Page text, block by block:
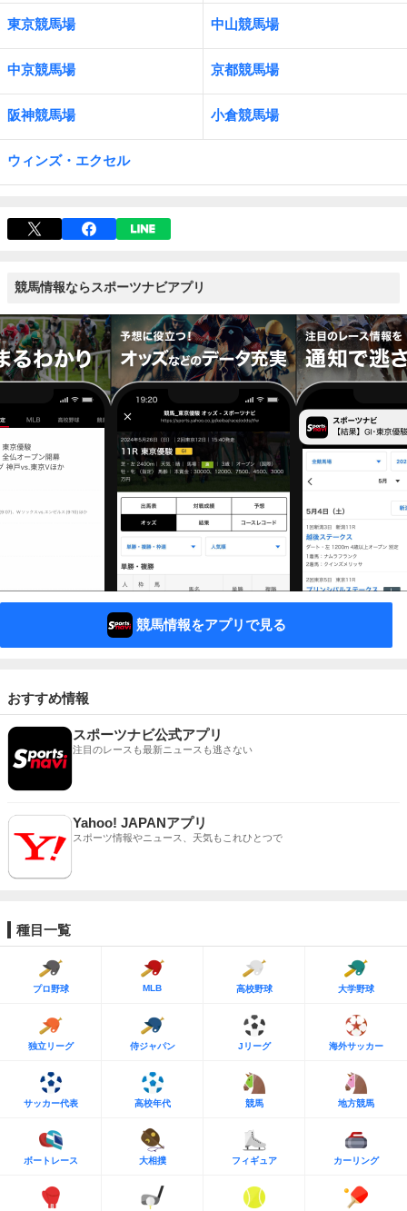
東京競馬場 中山競馬場
中京競馬場 京都競馬場
阪神競馬場 小倉競馬場
ウィンズ・エクセル
競馬情報ならスポーツナビアプリ
競馬情報をアプリで見る
おすすめ情報
スポーツナビ公式アプリ
注目のレースも最新ニュースも逃さない
Yahoo! JAPANアプリ
スポーツ情報やニュース、天気もこれひとつで
種目一覧
プロ野球 MLB 高校野球 大学野球
独立リーグ 侍ジャパン Jリーグ 海外サッカー
サッカー代表 高校年代 競馬 地方競馬
ボートレース 大相撲 フィギュア カーリング